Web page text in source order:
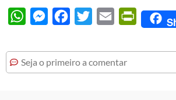
WhatsAppMessengerFacebook
Twitter Email
Seja o primeiro a comentar